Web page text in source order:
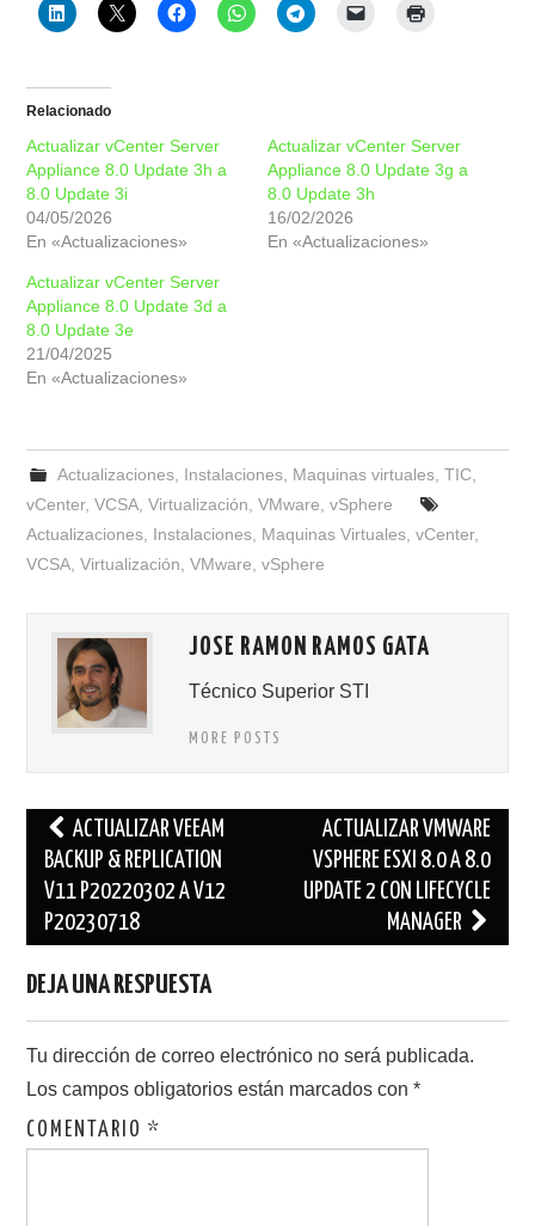
Relacionado
Actualizar vCenter Server
Appliance 8.0 Update 3h a
8.0 Update 3i
04/05/2026
En «Actualizaciones»
Actualizar vCenter Server
Appliance 8.0 Update 3g a
8.0 Update 3h
16/02/2026
En «Actualizaciones»
Actualizar vCenter Server
Appliance 8.0 Update 3d a
8.0 Update 3e
21/04/2025
En «Actualizaciones»
Actualizaciones, Instalaciones, Maquinas virtuales, TIC,
vCenter,VCSA ,Virtualización ,VMware ,vSphere
Actualizaciones Instalaciones Maquinas Virtuales ,vCenter,
VCSA ,Virtualización ,VMware ,vSphere
JOSE RAMON RAMOS GATA
Técnico Superior STI
MORE POSTS
Navegación
de
entradas
ACTUALIZAR VEEAM
BACKUP & REPLICATION
V11 P20220302 A V12
P20230718
ACTUALIZAR VMWARE
VSPHERE ESXI 8.0 A 8.0
UPDATE 2 CON LIFECYCLE
MANAGER
DEJA UNA RESPUESTA
Tu dirección de correo electrónico no será publicada.
Los campos obligatorios están marcados con*
COMENTARIO*